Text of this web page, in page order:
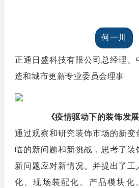
何一川
正通日盛科技有限公司总经理、
造和城市更新专业委员会理事
《疫情驱动下的装饰发
通过观察和研究装饰市场的新变
临的新问题和新挑战，思考了装
新问题应对新情况。并提出了工
化、现场装配化、产品模块化